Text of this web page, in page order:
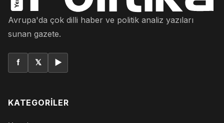
Avrupa'da çok dilli haber ve politik analiz yazıları
sunan gazete.
f 𝕏 ▶
KATEGORILER